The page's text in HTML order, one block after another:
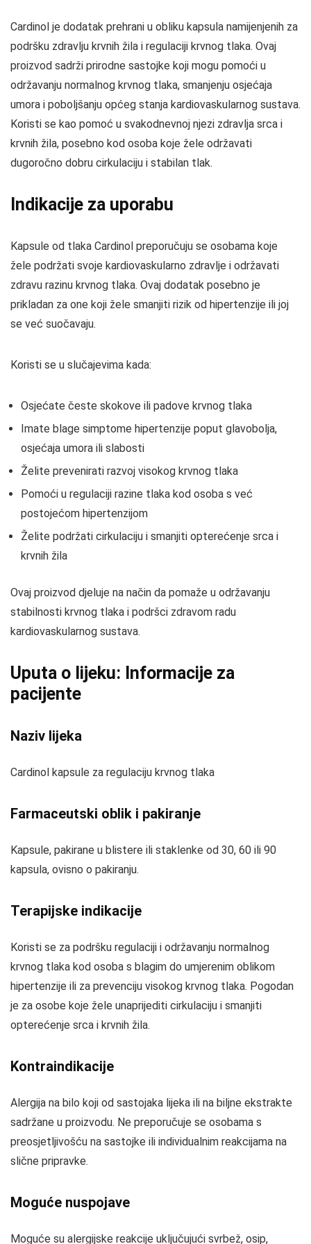
Cardinol je dodatak prehrani u obliku kapsula namijenjenih za
podršku zdravlju krvnih žila i regulaciji krvnog tlaka. Ovaj
proizvod sadrži prirodne sastojke koji mogu pomoći u
održavanju normalnog krvnog tlaka, smanjenju osjećaja
umora i poboljšanju općeg stanja kardiovaskularnog sustava.
Koristi se kao pomoć u svakodnevnoj njezi zdravlja srca i
krvnih žila, posebno kod osoba koje žele održavati
dugoročno dobru cirkulaciju i stabilan tlak.
Indikacije za uporabu
Kapsule od tlaka Cardinol preporučuju se osobama koje
žele podržati svoje kardiovaskularno zdravlje i održavati
zdravu razinu krvnog tlaka. Ovaj dodatak posebno je
prikladan za one koji žele smanjiti rizik od hipertenzije ili joj
se već suočavaju.
Koristi se u slučajevima kada:
Osjećate česte skokove ili padove krvnog tlaka
Imate blage simptome hipertenzije poput glavobolja,
osjećaja umora ili slabosti
Želite prevenirati razvoj visokog krvnog tlaka
Pomoći u regulaciji razine tlaka kod osoba s već
postojećom hipertenzijom
Želite podržati cirkulaciju i smanjiti opterećenje srca i
krvnih žila
Ovaj proizvod djeluje na način da pomaže u održavanju
stabilnosti krvnog tlaka i podršci zdravom radu
kardiovaskularnog sustava.
Uputa o lijeku: Informacije za
pacijente
Naziv lijeka
Cardinol kapsule za regulaciju krvnog tlaka
Farmaceutski oblik i pakiranje
Kapsule, pakirane u blistere ili staklenke od 30, 60 ili 90
kapsula, ovisno o pakiranju.
Terapijske indikacije
Koristi se za podršku regulaciji i održavanju normalnog
krvnog tlaka kod osoba s blagim do umjerenim oblikom
hipertenzije ili za prevenciju visokog krvnog tlaka. Pogodan
je za osobe koje žele unaprijediti cirkulaciju i smanjiti
opterećenje srca i krvnih žila.
Kontraindikacije
Alergija na bilo koji od sastojaka lijeka ili na biljne ekstrakte
sadržane u proizvodu. Ne preporučuje se osobama s
preosjetljivošću na sastojke ili individualnim reakcijama na
slične pripravke.
Moguće nuspojave
Moguće su alergijske reakcije uključujući svrbež, osip,